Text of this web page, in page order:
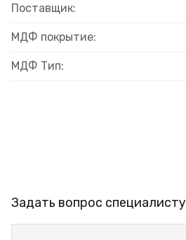
Поставщик:
МДФ покрытие:
МДФ Тип:
Задать вопрос специалисту